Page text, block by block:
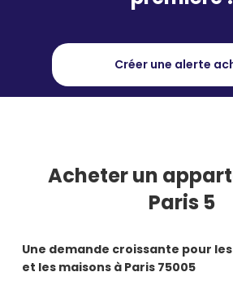
Créer une alerte
Acheterun
Paris 5
Une demande croissante pour
et les maisons à Paris 75005